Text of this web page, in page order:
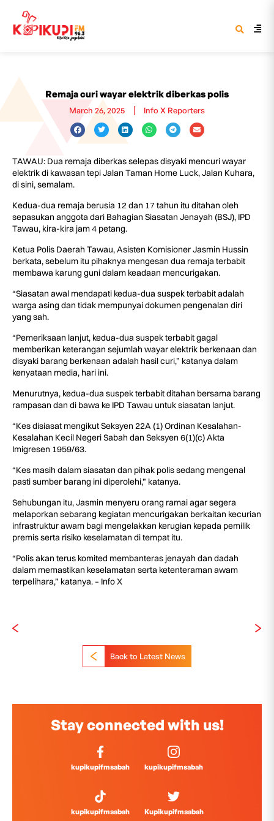
Remaja curi wayar elektrik diberkas polis
March 26, 2025 Info X Reporters
TAWAU: Dua remaja diberkas selepas disyaki mencuri wayar
elektrik di kawasan tepi Jalan Taman Home Luck, Jalan Kuhara,
di sini, semalam.
Kedua-dua remaja berusia 12 dan 17 tahun itu ditahan oleh
sepasukan anggota dari Bahagian Siasatan Jenayah (BSJ), IPD
Tawau, kira-kira jam 4 petang.
Ketua Polis Daerah Tawau, Asisten Komisioner Jasmin Hussin
berkata, sebelum itu pihaknya mengesan dua remaja terbabit
membawa karung guni dalam keadaan mencurigakan.
“Siasatan awal mendapati kedua-dua suspek terbabit adalah
warga asing dan tidak mempunyai dokumen pengenalan diri
yang sah.
“Pemeriksaan lanjut, kedua-dua suspek terbabit gagal
memberikan keterangan sejumlah wayar elektrik berkenaan dan
disyaki barang berkenaan adalah hasil curi,” katanya dalam
kenyataan media, hari ini.
Menurutnya, kedua-dua suspek terbabit ditahan bersama barang
rampasan dan di bawa ke IPD Tawau untuk siasatan lanjut.
“Kes disiasat mengikut Seksyen 22A (1) Ordinan Kesalahan-
Kesalahan Kecil Negeri Sabah dan Seksyen 6(1)(c) Akta
Imigresen 1959/63.
“Kes masih dalam siasatan dan pihak polis sedang mengenal
pasti sumber barang ini diperolehi,” katanya.
Sehubungan itu, Jasmin menyeru orang ramai agar segera
melaporkan sebarang kegiatan mencurigakan berkaitan kecurian
infrastruktur awam bagi mengelakkan kerugian kepada pemilik
premis serta risiko keselamatan di tempat itu.
“Polis akan terus komited membanteras jenayah dan dadah
dalam memastikan keselamatan serta ketenteraman awam
terpelihara,” katanya. – Info X
Back to Latest News
Stay connected with us!
kupikupifmsabah kupikupifmsabah
kupikupifmsabah Kupikupifmsabah